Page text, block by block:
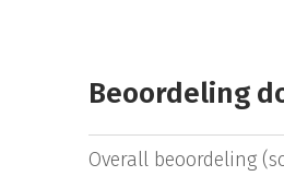
Beoordeling
Overall beoordeling